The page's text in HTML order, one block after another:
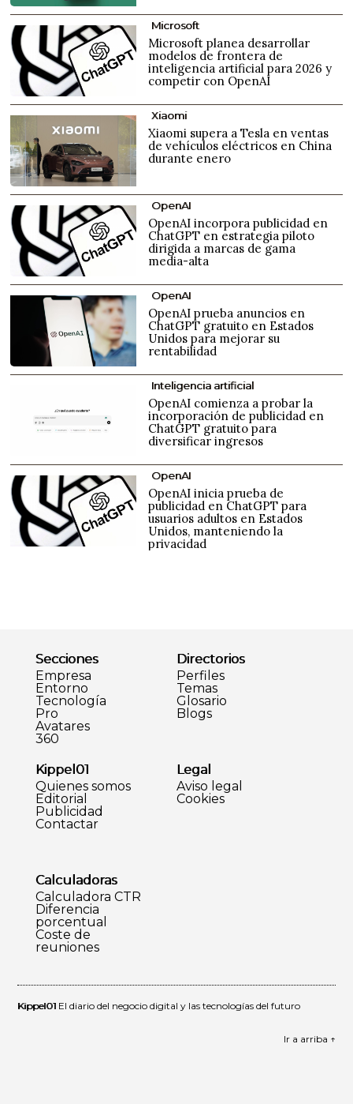
Microsoft
Microsoft planea desarrollar
modelos de frontera de
inteligencia artificial para 2026 y
competir con OpenAI
Xiaomi
Xiaomi supera a Tesla en ventas
de vehículos eléctricos en China
durante enero
OpenAI
OpenAI incorpora publicidad en
ChatGPT en estrategia piloto
dirigida a marcas de gama
media-alta
OpenAI
OpenAI prueba anuncios en
ChatGPT gratuito en Estados
Unidos para mejorar su
rentabilidad
Inteligencia artificial
OpenAI comienza a probar la
incorporación de publicidad en
ChatGPT gratuito para
diversificar ingresos
OpenAI
OpenAI inicia prueba de
publicidad en ChatGPT para
usuarios adultos en Estados
Unidos, manteniendo la
privacidad
Secciones
Empresa
Entorno
Tecnología
Pro
Avatares
360
Directorios
Perfiles
Temas
Glosario
Blogs
Kippel01
Quienes somos
Editorial
Publicidad
Contactar
Legal
Aviso legal
Cookies
Calculadoras
Calculadora CTR
Diferencia
porcentual
Coste de
reuniones
Kippel01 El diario del negocio digital y las tecnologías del futuro
Ir a arriba ↑